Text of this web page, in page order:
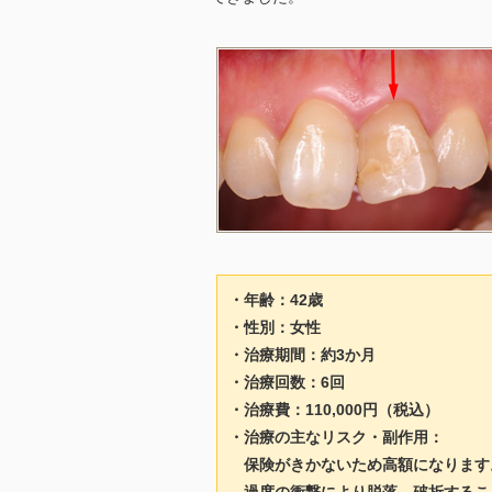
・年齢：42歳
・性別：女性
・治療期間：約3か月
・治療回数：6回
・治療費：110,000円（税込）
・治療の主なリスク・副作用：
保険がきかないため高額になりま